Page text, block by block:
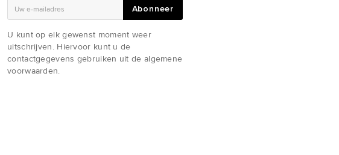
Abonneer
U kunt op elk gewenst moment weer
uitschrijven. Hiervoor kunt u de
contactgegevens gebruiken uit de algemene
voorwaarden.